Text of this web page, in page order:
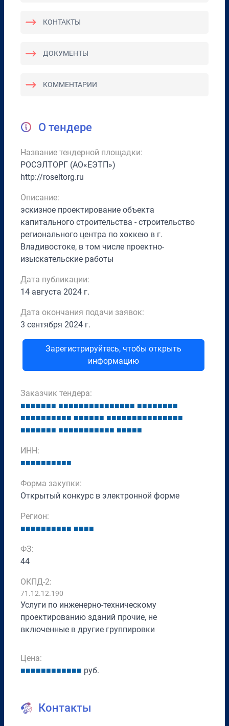
КОНТАКТЫ
ДОКУМЕНТЫ
КОММЕНТАРИИ
О тендере
Название тендерной площадки:
РОСЭЛТОРГ (АО«ЕЭТП»)
http://roseltorg.ru
Описание:
эскизное проектирование объекта
капитального строительства - строительство
регионального центра по хоккею в г.
Владивостоке, в том числе проектно-
изыскательские работы
Дата публикации:
14 августа 2024 г.
Дата окончания подачи заявок:
3 сентября 2024 г.
Зарегистрируйтесь, чтобы открыть
информацию
Заказчик тендера:
■■■■■■■ ■■■■■■■■■■■■■■■ ■■■■■■■■
■■■■■■■■■■ ■■■■■■ ■■■■■■■■■■■■■■■
■■■■■■■ ■■■■■■■■■■■ ■■■■■
ИНН:
■■■■■■■■■■
Форма закупки:
Открытый конкурс в электронной форме
Регион:
■■■■■■■■■■ ■■■■
ФЗ:
44
ОКПД-2:
71.12.12.190
Услуги по инженерно-техническому
проектированию зданий прочие, не
включенные в другие группировки
Цена:
■■■■■■■■■■■■ руб.
Контакты